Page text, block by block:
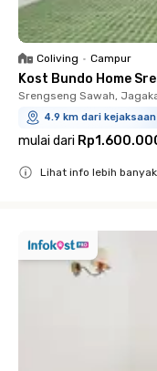
Coliving • Campur
Kost Bundo Home
Srengseng Sawah,
4.9 km dari
mulai dari
Lihat info lebih banyak